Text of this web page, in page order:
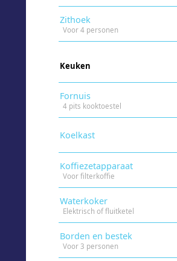
Zithoek
Voor 4 personen
Keuken
Fornuis
4 pits kooktoestel
Koelkast
Koffiezetapparaat
Voor filterkoffie
Waterkoker
Elektrisch of fluitketel
Borden en bestek
Voor 3 personen